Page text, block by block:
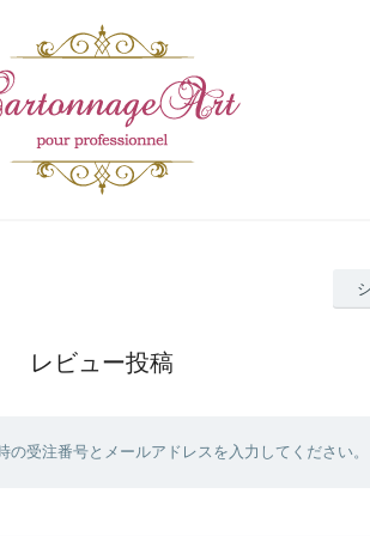
レビュー投稿
受注番号とメールアドレスを入力してください。